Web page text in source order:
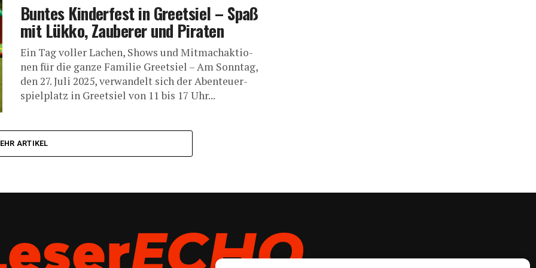
Bun­tes Kin­der­fest in Greet­siel – Spaß
mit Lük­ko, Zau­be­rer und Piraten
Ein Tag vol­ler Lachen, Shows und Mit­mach­ak­tio­
nen für die gan­ze Familie Greet­siel – Am Sonn­tag,
den 27. Juli 2025, ver­wan­delt sich der Aben­teu­er­
spiel­platz in Greet­siel von 11 bis 17 Uhr...
ARTIKEL